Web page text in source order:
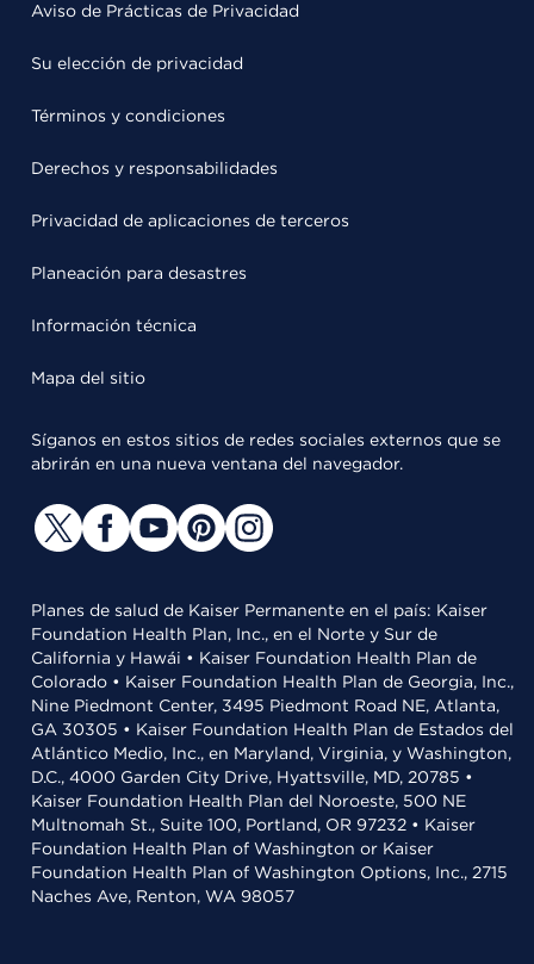
Aviso de Prácticas de Privacidad
Su elección de privacidad
Términos y condiciones
Derechos y responsabilidades
Privacidad de aplicaciones de terceros
Planeación para desastres
Información técnica
Mapa del sitio
Síganos en estos sitios de redes sociales externos que se
abrirán en una nueva ventana del navegador.
Planes de salud de Kaiser Permanente en el país: Kaiser
Foundation Health Plan, Inc., en el Norte y Sur de
California y Hawái • Kaiser Foundation Health Plan de
Colorado • Kaiser Foundation Health Plan de Georgia, Inc.,
Nine Piedmont Center, 3495 Piedmont Road NE, Atlanta,
GA 30305 • Kaiser Foundation Health Plan de Estados del
Atlántico Medio, Inc., en Maryland, Virginia, y Washington,
D.C., 4000 Garden City Drive, Hyattsville, MD, 20785 •
Kaiser Foundation Health Plan del Noroeste, 500 NE
Multnomah St., Suite 100, Portland, OR 97232 • Kaiser
Foundation Health Plan of Washington or Kaiser
Foundation Health Plan of Washington Options, Inc., 2715
Naches Ave, Renton, WA 98057